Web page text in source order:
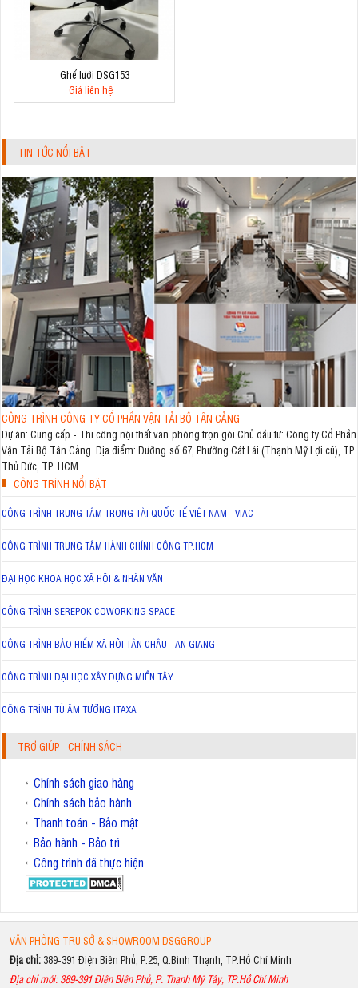
Ghế lưới DSG153
Giá liên hệ
TIN TỨC NỔI BẬT
CÔNG TRÌNH CÔNG TY CỔ PHẦN VẬN TẢI BỘ TÂN CẢNG
Dự án: Cung cấp - Thi công nội thất văn phòng trọn gói Chủ đầu tư: Công ty Cổ Phần
Vận Tải Bộ Tân Cảng Địa điểm: Đường số 67, Phường Cát Lái (Thạnh Mỹ Lợi cũ), TP.
Thủ Đức, TP. HCM
CÔNG TRÌNH NỔI BẬT
CÔNG TRÌNH TRUNG TÂM TRỌNG TÀI QUỐC TẾ VIỆT NAM - VIAC
CÔNG TRÌNH TRUNG TÂM HÀNH CHÍNH CÔNG TP.HCM
ĐẠI HỌC KHOA HỌC XÃ HỘI & NHÂN VĂN
CÔNG TRÌNH SEREPOK COWORKING SPACE
CÔNG TRÌNH BẢO HIỂM XÃ HỘI TÂN CHÂU - AN GIANG
CÔNG TRÌNH ĐẠI HỌC XÂY DỰNG MIỀN TÂY
CÔNG TRÌNH TỦ ÂM TƯỜNG ITAXA
TRỢ GIÚP - CHÍNH SÁCH
Chính sách giao hàng
Chính sách bảo hành
Thanh toán - Bảo mật
Bảo hành - Bảo trì
Công trình đã thực hiện
VĂN PHÒNG TRỤ SỞ & SHOWROOM DSGGROUP
Địa chỉ: 389-391 Điện Biên Phủ, P.25, Q.Bình Thạnh, TP.Hồ Chí Minh
Địa chỉ mới: 389-391 Điện Biên Phủ, P. Thạnh Mỹ Tây, TP.Hồ Chí Minh